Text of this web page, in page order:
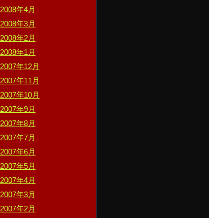
2008年4月
2008年3月
2008年2月
2008年1月
2007年12月
2007年11月
2007年10月
2007年9月
2007年8月
2007年7月
2007年6月
2007年5月
2007年4月
2007年3月
2007年2月